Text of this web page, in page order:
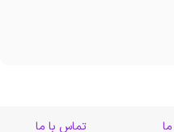
تماس با ما